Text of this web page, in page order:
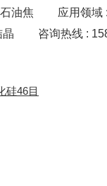
油焦
应用领域
晶
咨询热线 :
硅46目